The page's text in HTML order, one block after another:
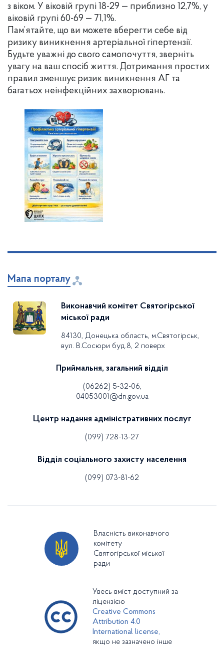
з віком. У віковій групі 18-29 — приблизно 12,7%, у
віковій групі 60-69 — 71,1%.
Пам’ятайте, що ви можете вберегти себе від
ризику виникнення артеріальної гіпертензії.
Будьте уважні до свого самопочуття, зверніть
увагу на ваш спосіб життя. Дотримання простих
правил зменшує ризик виникнення АГ та
багатьох неінфекційних захворювань.
Мапа порталу
Виконавчий комітет Святогірської
міської ради
84130, Донецька область, м.Святогірськ,
вул. В.Сосюри буд.8, 2 поверх
Приймальня, загальний відділ
(06262) 5-32-06,
04053001@dn.gov.ua
Центр надання адміністративних послуг
(099) 728-13-27
Відділ соціального захисту населення
(099) 073-81-62
Власність виконавчого
комітету
Святогірської міської
ради
Увесь вміст доступний за
ліцензією
Creative Commons
Attribution 4.0
International license,
якщо не зазначено інше